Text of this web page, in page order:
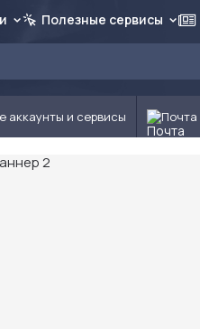
Полезные сервисы
аккаунты и сервисы Почта